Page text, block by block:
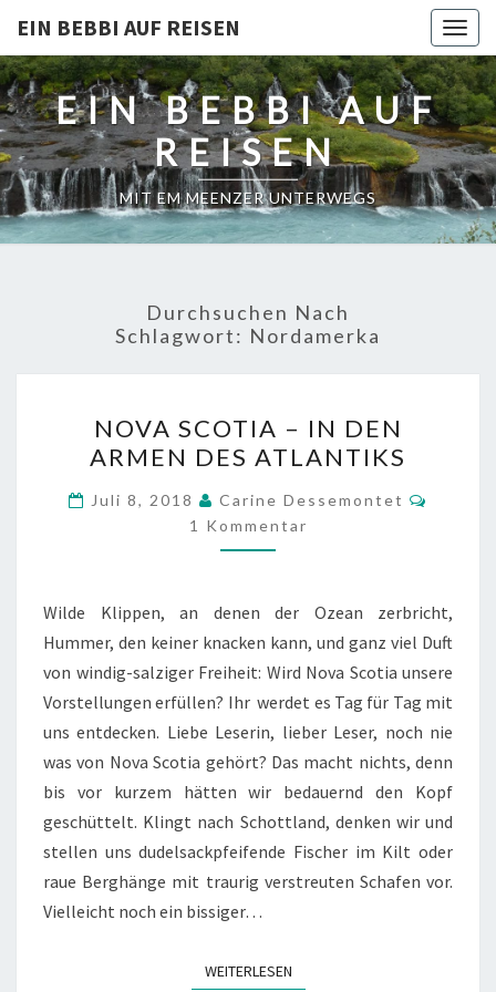
EIN BEBBI AUF REISEN
EIN BEBBI AUF
REISEN
MIT EM MEENZER UNTERWEGS
Durchsuchen Nach
Schlagwort: Nordamerka
SCOTIA
–
IN
DEN
ARMEN
ATLANTIKS
NOVA SCOTIA – IN DEN
ARMEN DES ATLANTIKS
Juli 8, 2018 Carine Dessemontet
1 Kommentar
Wilde Klippen, an denen der Ozean zerbricht,
Hummer, den keiner knacken kann, und ganz viel Duft
von windig-salziger Freiheit: Wird Nova Scotia unsere
Vorstellungen erfüllen? Ihr werdet es Tag für Tag mit
uns entdecken. Liebe Leserin, lieber Leser, noch nie
was von Nova Scotia gehört? Das macht nichts, denn
bis vor kurzem hätten wir bedauernd den Kopf
geschüttelt. Klingt nach Schottland, denken wir und
stellen uns dudelsackpfeifende Fischer im Kilt oder
raue Berghänge mit traurig verstreuten Schafen vor.
Vielleicht noch ein bissiger…
WEITERLESENWEITERLESEN